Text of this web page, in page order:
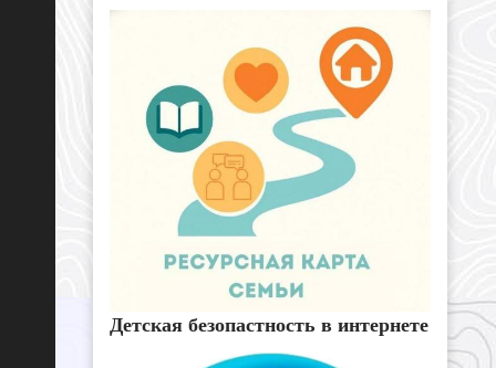
Детская безопастность в интернете